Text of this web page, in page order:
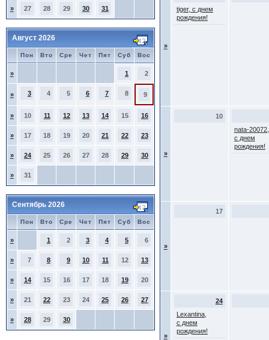
» 27 28 29 30 31
Август 2026
Пон Вто Сре Чет Пят Суб Вос
» 1 2
» 3 4 5 6 7 8 9
» 10 11 12 13 14 15 16
» 17 18 19 20 21 22 23
» 24 25 26 27 28 29 30
» 31
Сентябрь 2026
Пон Вто Сре Чет Пят Суб Вос
» 1 2 3 4 5 6
» 7 8 9 10 11 12 13
» 14 15 16 17 18 19 20
» 21 22 23 24 25 26 27
» 28 29 30
»
tiger, с днем
рождения!
»
10
nata-20072,
с днем
рождения!
»
17
»
24
Lexantina,
с днем
рождения!